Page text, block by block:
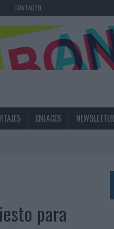
CONTACTO
ENLACES NEWSLETTER
para